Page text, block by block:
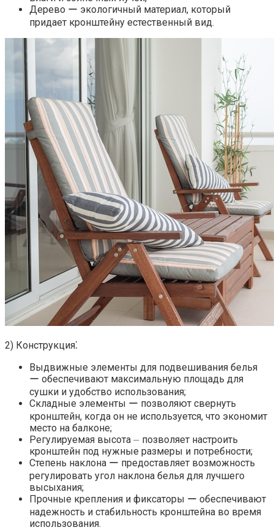
Дерево ー экологичный материал, который
придает кронштейну естественный вид.​
2) Конструкция⁚
Выдвижные элементы для подвешивания белья
ー обеспечивают максимальную площадь для
сушки и удобство использования;
Складные элементы ー позволяют свернуть
кронштейн, когда он не используется, что экономит
место на балконе;
Регулируемая высота ⏤ позволяет настроить
кронштейн под нужные размеры и потребности;
Степень наклона ー предоставляет возможность
регулировать угол наклона белья для лучшего
высыхания;
Прочные крепления и фиксаторы ー обеспечивают
надежность и стабильность кронштейна во время
использования.​